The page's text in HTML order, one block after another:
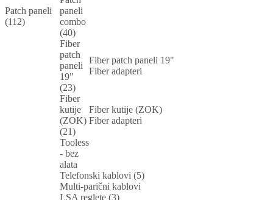
Patch paneli
(112)
paneli
combo
(40)
Fiber
patch
paneli
19"
(23)
Fiber patch paneli 19"
Fiber adapteri
Fiber
kutije
(ZOK)
(21)
Fiber kutije (ZOK)
Fiber adapteri
Tooless
- bez
alata
Telefonski kablovi (5)
Multi-parični kablovi
LSA reglete (3)